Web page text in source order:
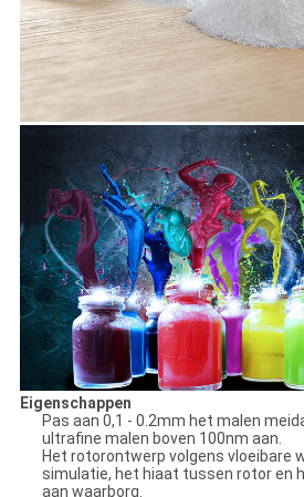
Eigenschappen
Pas aan 0,1 - 0.2mm het malen
ultrafine malen boven 100nm aan.
Het rotorontwerp volgens vloeibare
simulatie, het hiaat tussen rotor en
aan waarborg.